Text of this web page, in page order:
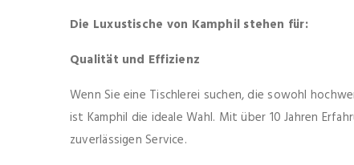
Die Luxustische von Kamphil stehen für:
Qualität und Effizienz
Wenn Sie eine Tischlerei suchen, die sowohl
ist Kamphil die ideale Wahl. Mit über 10 Jahren
zuverlässigen Service.